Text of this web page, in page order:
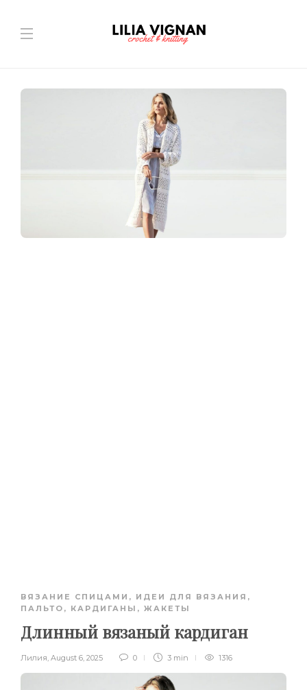
ВЯЗАНИЕ СПИЦАМИ , ИДЕИ ДЛЯ ВЯЗАНИЯ ,
ПАЛЬТО, КАРДИГАНЫ, ЖАКЕТЫ
Длинный вязаный кардиган
Лилия, August 6, 2025 0 3 min 1316